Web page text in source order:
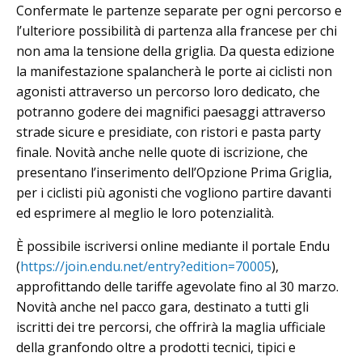
Confermate le partenze separate per ogni percorso e
l’ulteriore possibilità di partenza alla francese per chi
non ama la tensione della griglia. Da questa edizione
la manifestazione spalancherà le porte ai ciclisti non
agonisti attraverso un percorso loro dedicato, che
potranno godere dei magnifici paesaggi attraverso
strade sicure e presidiate, con ristori e pasta party
finale. Novità anche nelle quote di iscrizione, che
presentano l’inserimento dell’Opzione Prima Griglia,
per i ciclisti più agonisti che vogliono partire davanti
ed esprimere al meglio le loro potenzialità.
È possibile iscriversi online mediante il portale Endu
(https://join.endu.net/entry?edition=70005),
approfittando delle tariffe agevolate fino al 30 marzo.
Novità anche nel pacco gara, destinato a tutti gli
iscritti dei tre percorsi, che offrirà la maglia ufficiale
della granfondo oltre a prodotti tecnici, tipici e